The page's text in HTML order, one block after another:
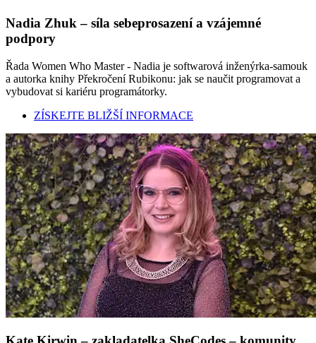
Nadia Zhuk – síla sebeprosazení a vzájemné
podpory
Řada Women Who Master - Nadia je softwarová inženýrka-samouk
a autorka knihy Překročení Rubikonu: jak se naučit programovat a
vybudovat si kariéru programátorky.
ZÍSKEJTE BLIŽŠÍ INFORMACE